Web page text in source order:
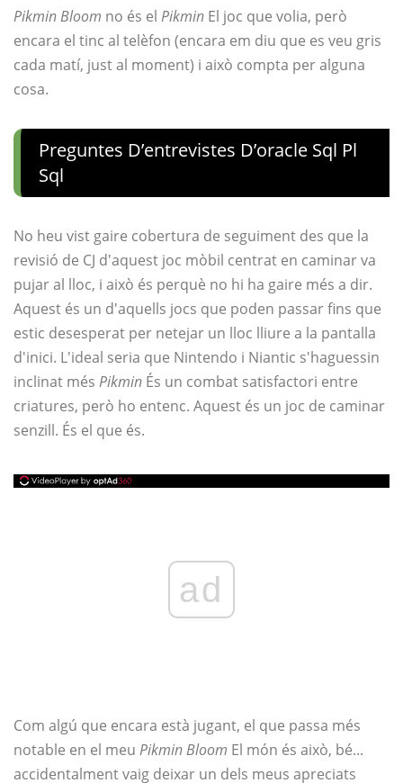
Pikmin Bloom no és el Pikmin El joc que volia, però
encara el tinc al telèfon (encara em diu que es veu gris
cada matí, just al moment) i això compta per alguna
cosa.
Preguntes D’entrevistes D’oracle Sql Pl
Sql
No heu vist gaire cobertura de seguiment des que la
revisió de CJ d'aquest joc mòbil centrat en caminar va
pujar al lloc, i això és perquè no hi ha gaire més a dir.
Aquest és un d'aquells jocs que poden passar fins que
estic desesperat per netejar un lloc lliure a la pantalla
d'inici. L'ideal seria que Nintendo i Niantic s'haguessin
inclinat més Pikmin És un combat satisfactori entre
criatures, però ho entenc. Aquest és un joc de caminar
senzill. És el que és.
ad
Com algú que encara està jugant, el que passa més
notable en el meu Pikmin Bloom El món és això, bé...
accidentalment vaig deixar un dels meus apreciats